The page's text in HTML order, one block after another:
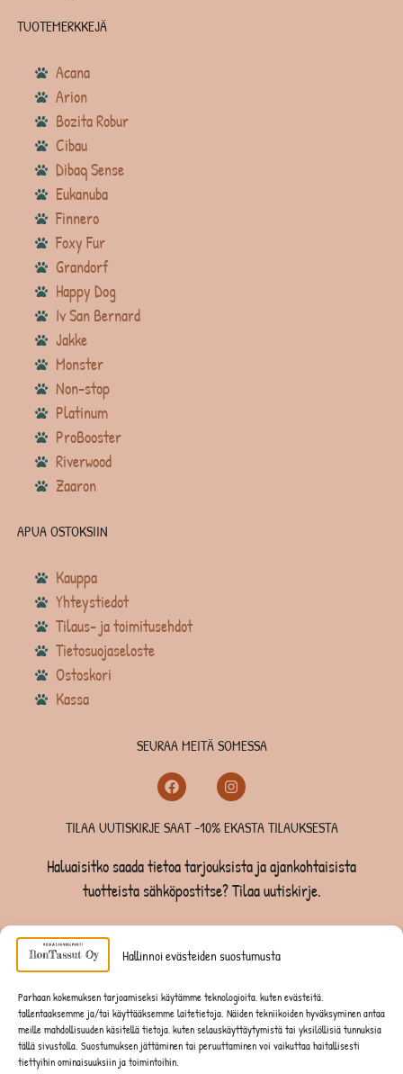
Hallinnoi evästeiden suostumusta
Parhaan kokemuksen tarjoamiseksi käytämme teknologioita, kuten evästeitä,
tallentaaksemme ja/tai käyttääksemme laitetietoja. Näiden tekniikoiden hyväksyminen antaa
meille mahdollisuuden käsitellä tietoja, kuten selauskäyttäytymistä tai yksilöllisiä tunnuksia
tällä sivustolla. Suostumuksen jättäminen tai peruuttaminen voi vaikuttaa haitallisesti
tiettyihin ominaisuuksiin ja toimintoihin.
TUOTEMERKKEJÄ
Acana
Arion
Bozita Robur
Cibau
Dibaq Sense
Eukanuba
Finnero
Foxy Fur
Grandorf
Happy Dog
Iv San Bernard
Jakke
Monster
Non-stop
Platinum
ProBooster
Riverwood
Zaaron
APUA OSTOKSIIN
Kauppa
Yhteystiedot
Tilaus- ja toimitusehdot
Tietosuojaseloste
Ostoskori
Kassa
SEURAA MEITÄ SOMESSA
TILAA UUTISKIRJE SAAT -10% EKASTA TILAUKSESTA
Haluaisitko saada tietoa tarjouksista ja ajankohtaisista
tuotteista sähköpostitse? Tilaa uutiskirje.
TILAA UUTISKIRJE -SAAT -10% EKASTA TILAUKSESTA
KISSOILLE